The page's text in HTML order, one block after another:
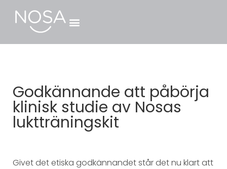
Godkännande att påbörja
klinisk studie av Nosas
luktträningskit
Givet det etiska godkännandet står det nu klart att